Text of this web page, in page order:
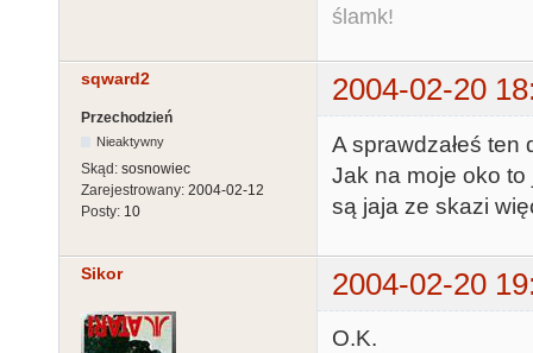
ślamk!
sqward2 2004-02-20
Przechodzień
Nieaktywny
Skąd: sosnowiec
Zarejestrowany: 2004-02-12
Posty: 10
A sprawdzałeś
Jak na moje oko to
są jaja ze skazi
Sikor 2004-02-20
O.K.